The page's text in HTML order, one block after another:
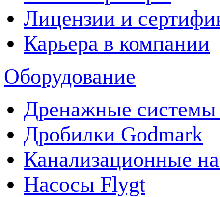
Лицензии и
Карьера в компании
Оборудование
Дренажные системы
Дробилки Godmark
Канализационные
Насосы Flygt